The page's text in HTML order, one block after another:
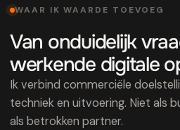
WAAR IK WAARDE TOEVOEG
Van onduidelijk
werkende digitale
Ik verbind commerciële
techniek en uitvoering. Niet als
als betrokken partner.